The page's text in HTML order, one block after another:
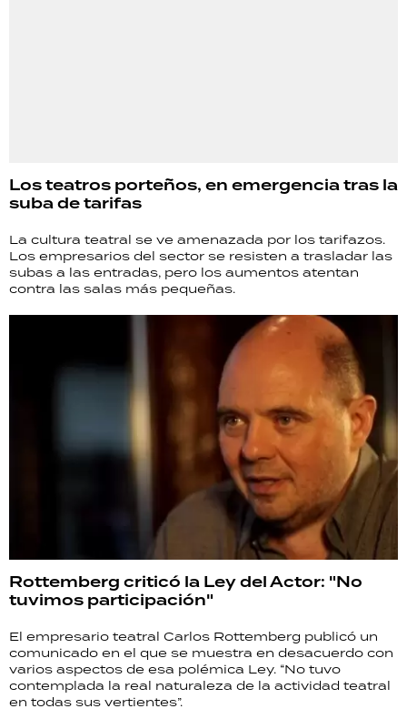
Los teatros porteños, en emergencia tras la
suba de tarifas
La cultura teatral se ve amenazada por los tarifazos.
Los empresarios del sector se resisten a trasladar las
subas a las entradas, pero los aumentos atentan
contra las salas más pequeñas.
Rottemberg criticó la Ley del Actor: "No
tuvimos participación"
El empresario teatral Carlos Rottemberg publicó un
comunicado en el que se muestra en desacuerdo con
varios aspectos de esa polémica Ley. “No tuvo
contemplada la real naturaleza de la actividad teatral
en todas sus vertientes”.